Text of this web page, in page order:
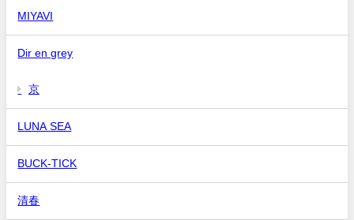
MIYAVI
Dir en grey
京
LUNA SEA
BUCK-TICK
清春